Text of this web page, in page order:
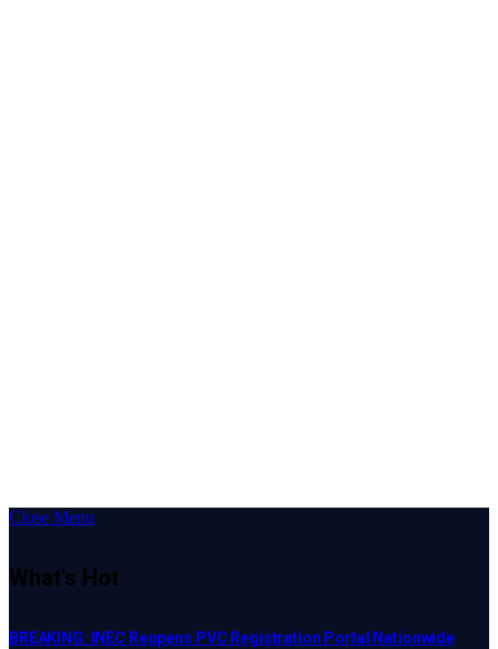
Close Menu
What's Hot
BREAKING: INEC Reopens PVC Registration Portal Nationwide